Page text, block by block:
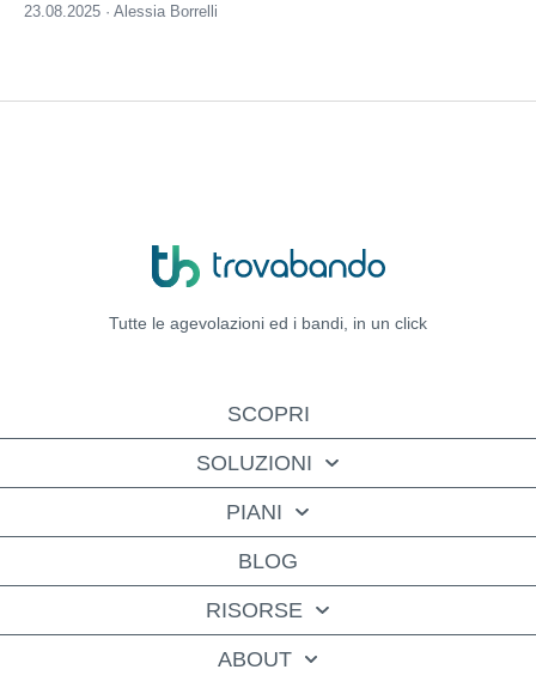
23.08.2025 · Alessia Borrelli
Tutte le agevolazioni ed i bandi, in un click
SCOPRI
SOLUZIONI
PIANI
BLOG
RISORSE
ABOUT